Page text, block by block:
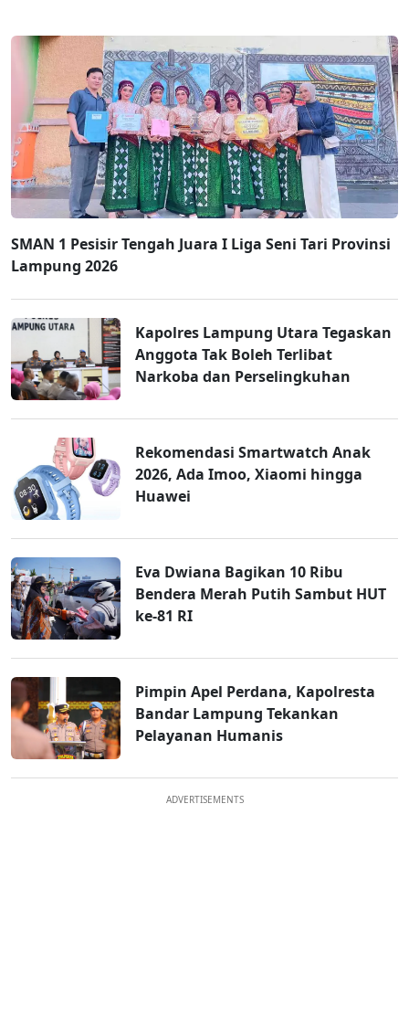
SMAN 1 Pesisir Tengah Juara I Liga Seni Tari Provinsi
Lampung 2026
Kapolres Lampung Utara Tegaskan
Anggota Tak Boleh Terlibat
Narkoba dan Perselingkuhan
Rekomendasi Smartwatch Anak
2026, Ada Imoo, Xiaomi hingga
Huawei
Eva Dwiana Bagikan 10 Ribu
Bendera Merah Putih Sambut HUT
ke-81 RI
Pimpin Apel Perdana, Kapolresta
Bandar Lampung Tekankan
Pelayanan Humanis
ADVERTISEMENTS